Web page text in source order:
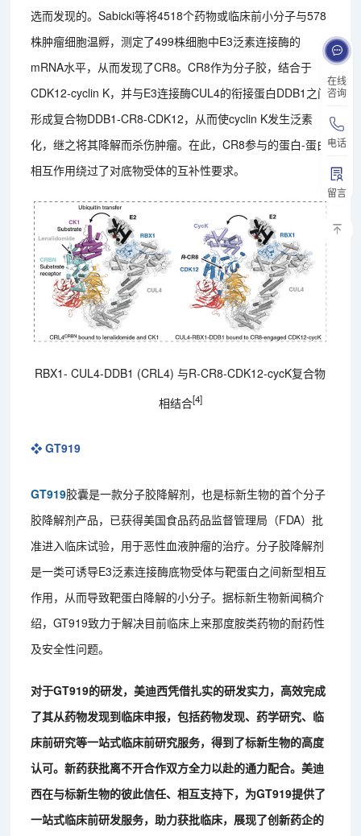
在线
咨询
电话
留言
选而发现的。Sabicki等将4518个药物或临床前小分子与578
株肿瘤细胞温孵，测定了499株细胞中E3泛素连接酶的
mRNA水平，从而发现了CR8。CR8作为分子胶，结合于
CDK12-cyclin K，并与E3连接酶CUL4的衔接蛋白DDB1之间
形成复合物DDB1-CR8-CDK12，从而使cyclin K发生泛素
化，继之将其降解而杀伤肿瘤。在此，CR8参与的蛋白-蛋白
相互作用绕过了对底物受体的互补性要求。
RBX1- CUL4-DDB1 (CRL4) 与R-CR8-CDK12-cycK复合物
相结合[4]
❖ GT919
GT919胶囊是一款分子胶降解剂，也是标新生物的首个分子
胶降解剂产品，已获得美国食品药品监督管理局（FDA）批
准进入临床试验，用于恶性血液肿瘤的治疗。分子胶降解剂
是一类可诱导E3泛素连接酶底物受体与靶蛋白之间新型相互
作用，从而导致靶蛋白降解的小分子。据标新生物新闻稿介
绍，GT919致力于解决目前临床上来那度胺类药物的耐药性
及安全性问题。
对于GT919的研发，美迪西凭借扎实的研发实力，高效完成
了其从药物发现到临床申报，包括药物发现、药学研究、临
床前研究等一站式临床前研究服务，得到了标新生物的高度
认可。新药获批离不开合作双方全力以赴的通力配合。美迪
西在与标新生物的彼此信任、相互支持下，为GT919提供了
一站式临床前研发服务，助力获批临床，展现了创新药企的